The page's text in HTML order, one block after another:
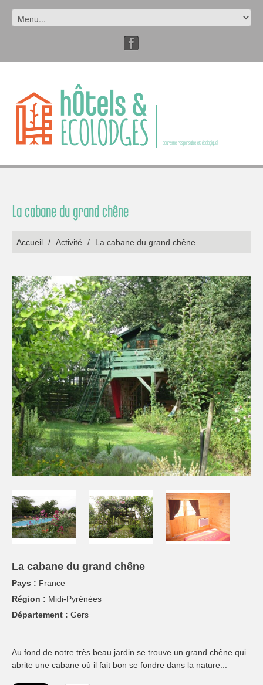
tourisme responsable et écologique!
La cabane du grand chêne
Accueil / Activité / La cabane du grand chêne
La cabane du grand chêne
Pays : France
Région : Midi-Pyrénées
Département : Gers
Au fond de notre très beau jardin se trouve un grand chêne qui
abrite une cabane où il fait bon se fondre dans la nature...